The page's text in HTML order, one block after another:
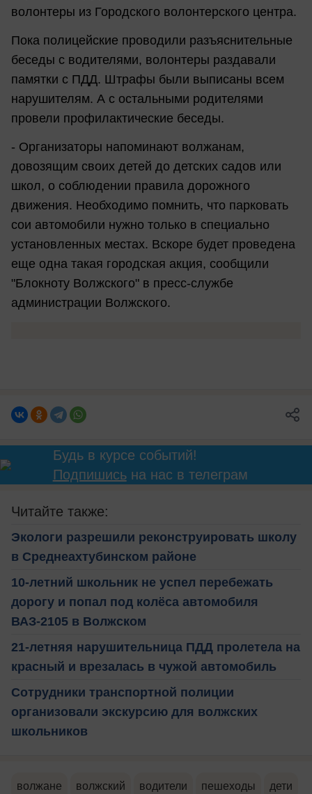
волонтеры из Городского волонтерского центра.
Пока полицейские проводили разъяснительные
беседы с водителями, волонтеры раздавали
памятки с ПДД. Штрафы были выписаны всем
нарушителям. А с остальными родителями
провели профилактические беседы.
- Организаторы напоминают волжанам,
довозящим своих детей до детских садов или
школ, о соблюдении правила дорожного
движения. Необходимо помнить, что парковать
сои автомобили нужно только в специально
установленных местах. Вскоре будет проведена
еще одна такая городская акция, сообщили
"Блокноту Волжского" в пресс-службе
администрации Волжского.
Будь в курсе событий!
Подпишисьна нас в телеграм
Читайте также:
Экологи разрешили реконструировать школу
в Среднеахтубинском районе
10-летний школьник не успел перебежать
дорогу и попал под колёса автомобиля
ВАЗ-2105 в Волжском
21-летняя нарушительница ПДД пролетела на
красный и врезалась в чужой автомобиль
Сотрудники транспортной полиции
организовали экскурсию для волжских
школьников
волжане волжский водители пешеходы дети